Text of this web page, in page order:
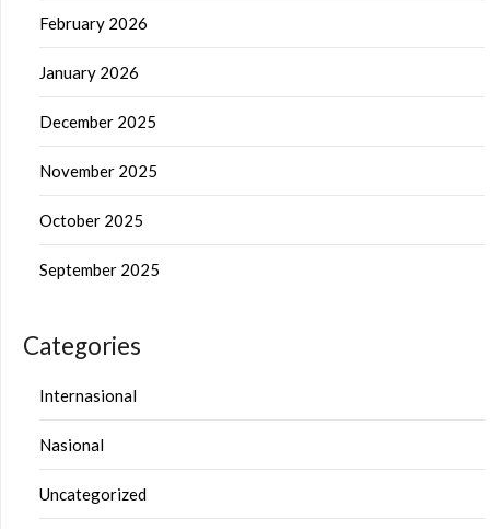
February 2026
January 2026
December 2025
November 2025
October 2025
September 2025
Categories
Internasional
Nasional
Uncategorized